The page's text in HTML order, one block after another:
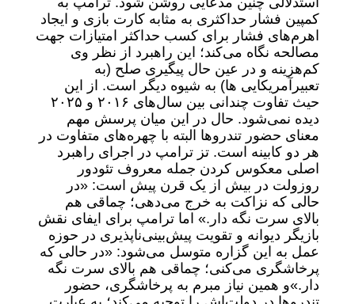
کمپین فشار حداکثری به مثابه کارت بازی و ایجاد
اهرم‌های فشار برای کسب حداکثر امتیازات جهت
مصالحه نگاه می‌کند؛ این راهبرد از نظر وی
کم‌هزینه و در عین حال پیگیری صلح (به
تعبیرآمریکایی ها) به شیوه دیگر است. از این
حیث تفاوت چندانی بین سال‌های ۲۰۱۶ و ۲۰۲۵
دیده نمی‌شود. حال در این میان پرسش مهم
معنای حضور تندروها البته با چهره‌های متفاوت در
هر دو کابینه است. تز ترامپ در اجرای راهبرد
اصلی معکوس کردن جمله معروف تئودور
روزولت در بیش از یک قرن پیش است: «در
حالی که نزاکت به خرج می‌دهی؛ چماقی هم
بالای سرت نگه دار.» اما ترامپ برای ایفای نقش
بازیگر دیوانه و تقویت پیش‌بینی‌ناپذیری در حوزه
عمل به این گزاره متوسل می‌شود: «در حالی که
پرخاشگری می‌کنی؛ چماقی هم بالای سرت نگه
دار.»و همین نیاز مبرم به پرخاشگری، حضور